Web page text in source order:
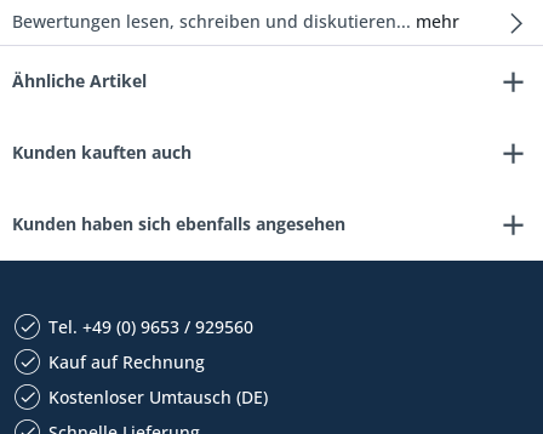
Bewertungen lesen, schreiben und diskutieren... mehr
Ähnliche Artikel
Kunden kauften auch
Kunden haben sich ebenfalls angesehen
Tel. +49 (0) 9653 / 929560
Kauf auf Rechnung
Kostenloser Umtausch (DE)